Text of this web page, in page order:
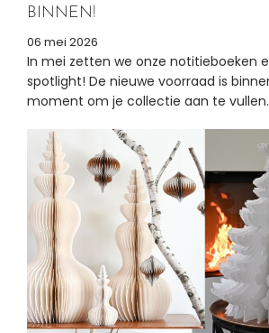
BINNEN!
06 mei 2026
In mei zetten we onze notitieboeken
spotlight! De nieuwe voorraad is
moment om je collectie aan te vullen.